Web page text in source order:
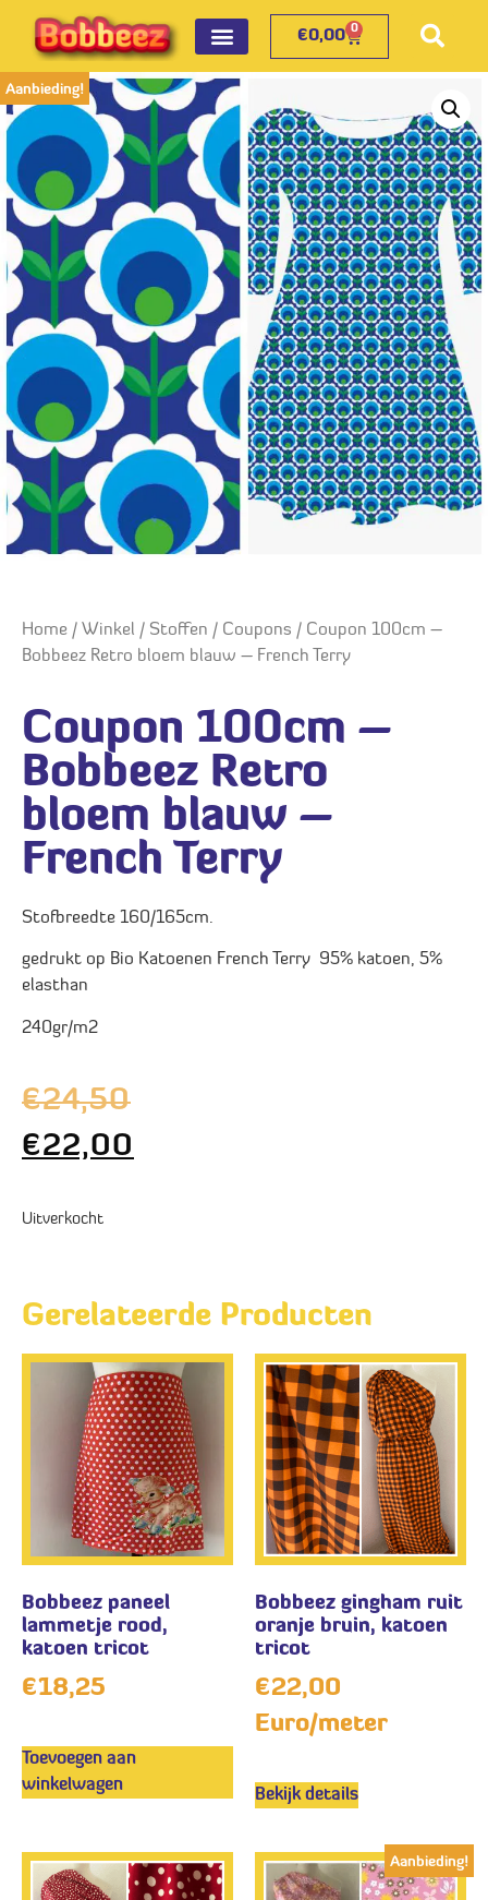
€0,00 0
Aanbieding!
Home / Winkel / Stoffen / Coupons / Coupon 100cm –
Bobbeez Retro bloem blauw – French Terry
Coupon 100cm –
Bobbeez Retro
bloem blauw –
French Terry
Stofbreedte 160/165cm.
gedrukt op Bio Katoenen French Terry 95% katoen, 5%
elasthan
240gr/m2
€24,50
€22,00
Uitverkocht
Gerelateerde Producten
Bobbeez paneel
lammetje rood,
katoen tricot
€18,25
Toevoegen aan
winkelwagen
Bobbeez gingham ruit
oranje bruin, katoen
tricot
€22,00
Euro/meter
Bekijk details
Aanbieding!